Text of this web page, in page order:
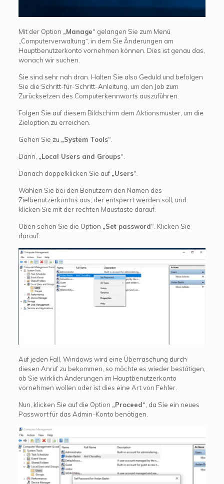
Mit der Option „Manage“ gelangen Sie zum Menü
„Computerverwaltung“, in dem Sie Änderungen am
Hauptbenutzerkonto vornehmen können. Dies ist genau das,
wonach wir suchen.
Sie sind sehr nah dran. Halten Sie also Geduld und befolgen
Sie die Schritt-für-Schritt-Anleitung, um den Job zum
Zurücksetzen des Computerkennworts auszuführen.
Folgen Sie auf diesem Bildschirm dem Aktionsmuster, um die
Zieloption zu erreichen.
Gehen Sie zu „System Tools“.
Dann, „Local Users and Groups“.
Danach doppelklicken Sie auf „Users“.
Wählen Sie bei den Benutzern den Namen des
Zielbenutzerkontos aus, der entsperrt werden soll, und
klicken Sie mit der rechten Maustaste darauf.
Oben sehen Sie die Option „Set password“. Klicken Sie
darauf.
Auf jeden Fall, Windows wird eine Überraschung durch
diesen Anruf zu bekommen, so möchte es wieder bestätigen,
ob Sie wirklich Änderungen im Hauptbenutzerkonto
vornehmen wollen oder ist dies eine Art von Fehler.
Nun, klicken Sie auf die Option „Proceed“ , da Sie ein neues
Passwort für das Admin-Konto benötigen.